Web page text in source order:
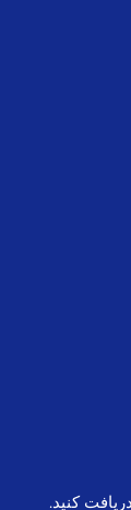
کنید.